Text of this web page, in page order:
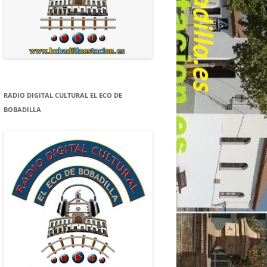
RADIO DIGITAL CULTURAL EL ECO DE
BOBADILLA